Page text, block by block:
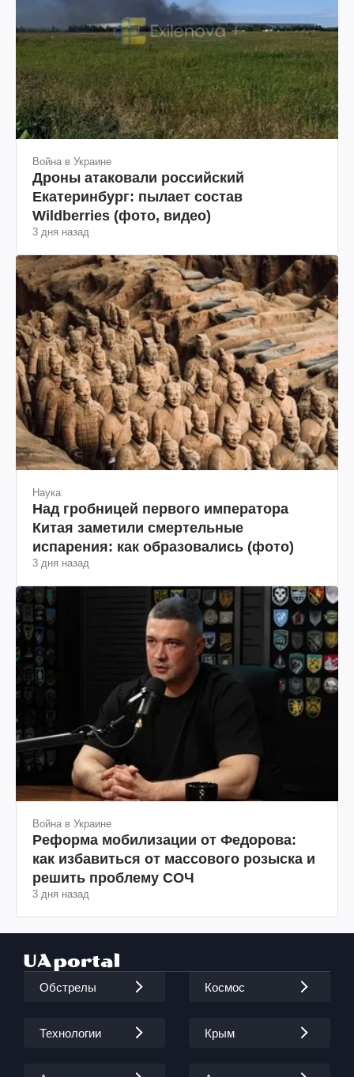
Война в Украине
Дроны атаковали российский
Екатеринбург: пылает состав
Wildberries (фото, видео)
3 дня назад
Наука
Над гробницей первого императора
Китая заметили смертельные
испарения: как образовались (фото)
3 дня назад
Война в Украине
Реформа мобилизации от Федорова:
как избавиться от массового розыска и
решить проблему СОЧ
3 дня назад
Обстрелы Космос
Технологии Крым